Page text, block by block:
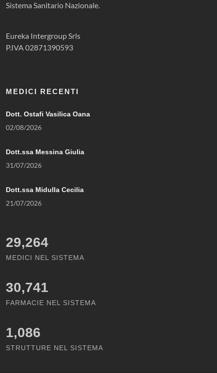
Sistema Sanitario Nazionale.
Eureka Intergroup Srls
P.IVA 02871390593
MEDICI RECENTI
Dott. Ostafi Vasilica Oana
02/08/2026
Dott.ssa Messina Giulia
31/07/2026
Dott.ssa Midulla Cecilia
21/07/2026
29,264
MEDICI NEL SISTEMA
30,741
FARMACIE NEL SISTEMA
1,086
STRUTTURE NEL SISTEMA